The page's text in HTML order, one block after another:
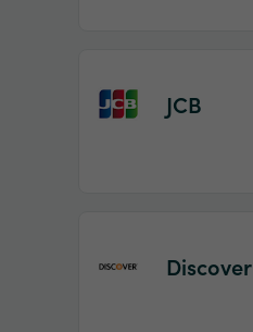
JCB
Discover